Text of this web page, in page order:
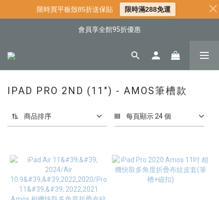
📍新客首購現折$50｜加入會員立即領取
📌年中下殺 手機殼3折起
會員享全館95折優惠
📍新客首購現折$50｜加入會員立即領取
IPAD PRO 2ND (11") - AMOS筆槽款
商品排序 每頁顯示 24 個
限時買平板殼85折送保貼 限時滿288免運